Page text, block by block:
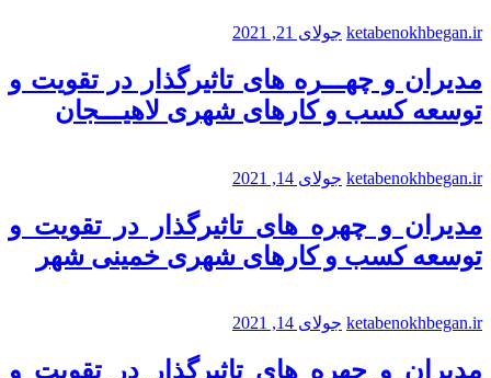
ketabenokhbegan.ir جولای 21, 2021
مدیران و چهـــره های تاثیرگذار در تقویت و
توسعه کسب و کارهای شهری لاهیـــجان
ketabenokhbegan.ir جولای 14, 2021
مدیران و چهره های تاثیرگذار در تقویت و
توسعه کسب و کارهای شهری خمینی شهر
ketabenokhbegan.ir جولای 14, 2021
مدیران و چهره های تاثیرگذار در تقویت و